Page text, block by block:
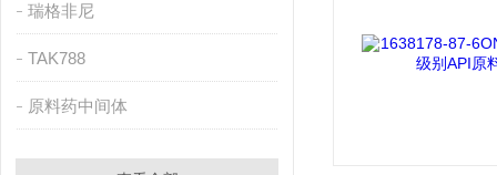
瑞格非尼
TAK788
原料药中间体